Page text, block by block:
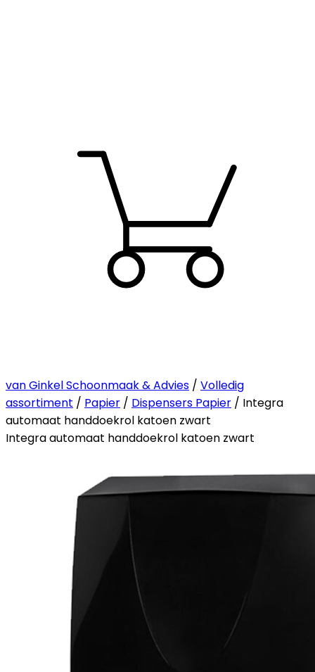
van Ginkel Schoonmaak & Advies / Volledig
assortiment / Papier / Dispensers Papier / Integra
automaat handdoekrol katoen zwart
Integra automaat handdoekrol katoen zwart